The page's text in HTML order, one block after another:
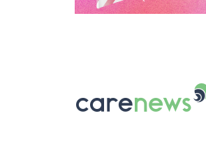
Le